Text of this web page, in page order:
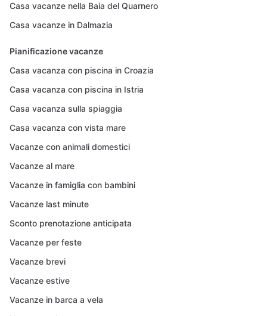
Casa vacanze nella Baia del Quarnero
Casa vacanze in Dalmazia
Pianificazione vacanze
Casa vacanza con piscina in Croazia
Casa vacanza con piscina in Istria
Casa vacanza sulla spiaggia
Casa vacanza con vista mare
Vacanze con animali domestici
Vacanze al mare
Vacanze in famiglia con bambini
Vacanze last minute
Sconto prenotazione anticipata
Vacanze per feste
Vacanze brevi
Vacanze estive
Vacanze in barca a vela